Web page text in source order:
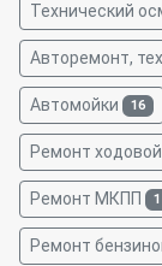
Технический
Авторемонт,
Автомойки 16
Ремонт
Ремонт МКПП 1
Ремонт